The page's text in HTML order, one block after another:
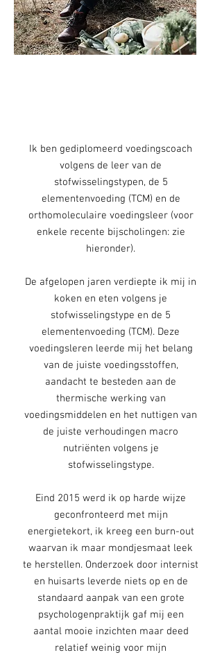
Ik ben gediplomeerd voedingscoach
volgens de leer van de
stofwisselingstypen, de 5
elementenvoeding (TCM) en de
orthomoleculaire voedingsleer (voor
enkele recente bijscholingen: zie
hieronder).
De afgelopen jaren verdiepte ik mij in
koken en eten volgens je
stofwisselingstype en de 5
elementenvoeding (TCM). Deze
voedingsleren leerde mij het belang
van de juiste voedingsstoffen,
aandacht te besteden aan de
thermische werking van
voedingsmiddelen en het nuttigen van
de juiste verhoudingen macro
nutriënten volgens je
stofwisselingstype.
Eind 2015 werd ik op harde wijze
geconfronteerd met mijn
energietekort, ik kreeg een burn-out
waarvan ik maar mondjesmaat leek
te herstellen. Onderzoek door internist
en huisarts leverde niets op en de
standaard aanpak van een grote
psychologenpraktijk gaf mij een
aantal mooie inzichten maar deed
relatief weinig voor mijn